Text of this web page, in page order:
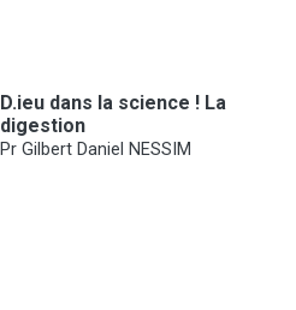
D.ieu dans la science ! La
digestion
Pr Gilbert Daniel NESSIM